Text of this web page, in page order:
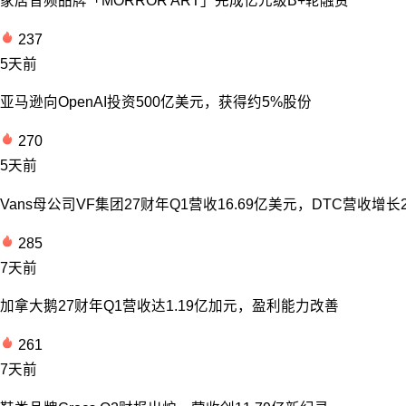
237
5天前
亚马逊向OpenAI投资500亿美元，获得约5%股份
270
5天前
Vans母公司VF集团27财年Q1营收16.69亿美元，DTC营收增长
285
7天前
加拿大鹅27财年Q1营收达1.19亿加元，盈利能力改善
261
7天前